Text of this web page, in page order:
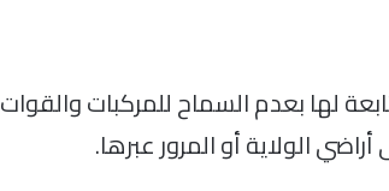
لها بعدم السماح للمركبات والقوات
الولاية أو المرور عبرها.